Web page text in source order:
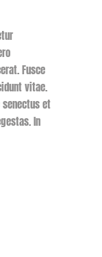
Fusce
vitae.
et
In